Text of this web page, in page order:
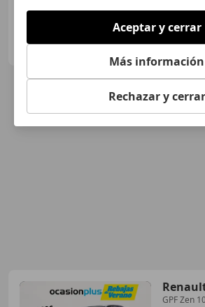
GRUPO FLEXICAR VALENCIA.
ES-46980 PATERNA
GPF Zen
Aceptar y cerrar
Más información
Rechazar y cerrar